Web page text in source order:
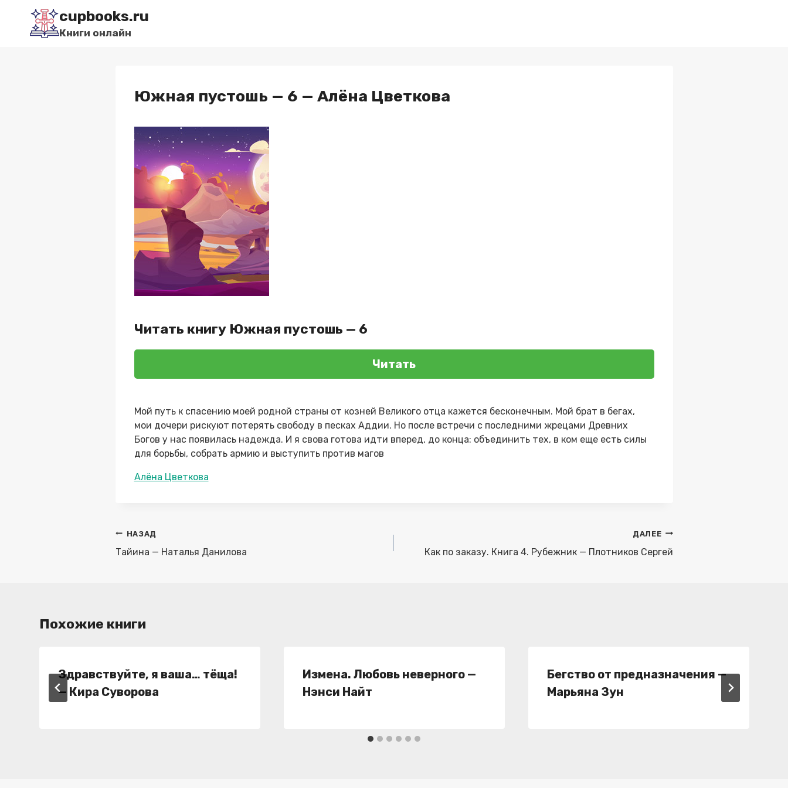
Перейти
содержимому
cupbooks.ru
Книги онлайн
Южная пустошь — 6 — Алёна Цветкова
Читать книгу Южная пустошь — 6
Читать
Мой путь к спасению моей родной страны от козней Великого отца кажется бесконечным. Мой брат в бегах,
мои дочери рискуют потерять свободу в песках Аддии. Но после встречи с последними жрецами Древних
Богов у нас появилась надежда. И я свова готова идти вперед, до конца: объединить тех, в ком еще есть силы
для борьбы, собрать армию и выступить против магов
Метки
Алёна Цветкова
Навигация
по
НАЗАД
Тайина — Наталья Данилова
ДАЛЕЕ
Как по заказу. Книга 4. Рубежник — Плотников Сергей
Похожие книги
Здравствуйте, я ваша… тёща!
— Кира Суворова
Измена. Любовь неверного —
Нэнси Найт
Бегство от предназначения —
Марьяна Зун